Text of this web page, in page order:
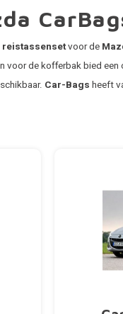
reistassensetvoor de
voor de kofferbak bied
Car-Bags heeft